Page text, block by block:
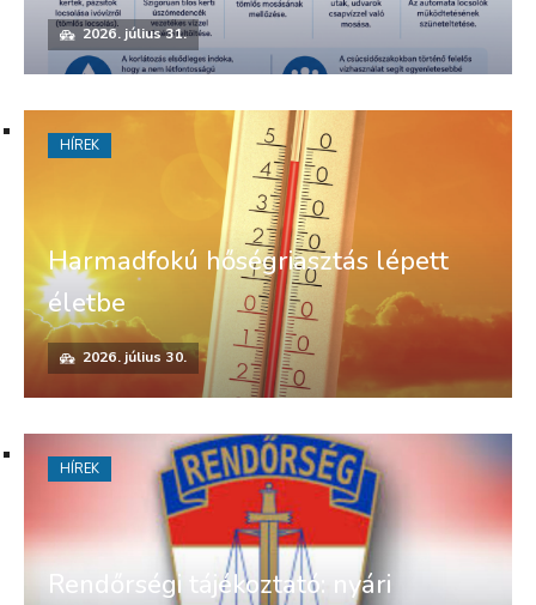
2026. július 31.
Harmadfokú hőségriasztás lépett
életbe
2026. július 30.
HÍREK
Rendőrségi tájékoztató: nyári
HÍREK